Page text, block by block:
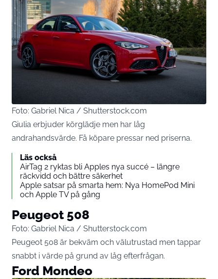
Foto: Gabriel Nica / Shutterstock.com
Giulia erbjuder körglädje men har låg
andrahandsvärde. Få köpare pressar ned priserna.
Läs också
AirTag 2 ryktas bli Apples nya succé – längre
räckvidd och bättre säkerhet
Apple satsar på smarta hem: Nya HomePod Mini
och Apple TV på gång
Peugeot 508
Foto: Gabriel Nica / Shutterstock.com
Peugeot 508 är bekväm och välutrustad men tappar
snabbt i värde på grund av låg efterfrågan.
Ford Mondeo